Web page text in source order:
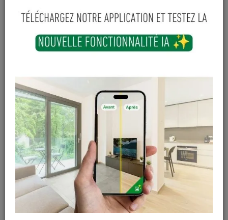
18mm
2800mm 2070mm
31,87 € / m²
(5,796 m² / pièce) 184,73€ TTC
- + Ajouter au panier
Sur commande
Magasin / Entrepôt Quantité
Gosselies Hors stock
Court-St-Etienne